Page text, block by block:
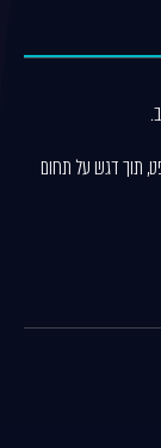
תוך דגש על תחום